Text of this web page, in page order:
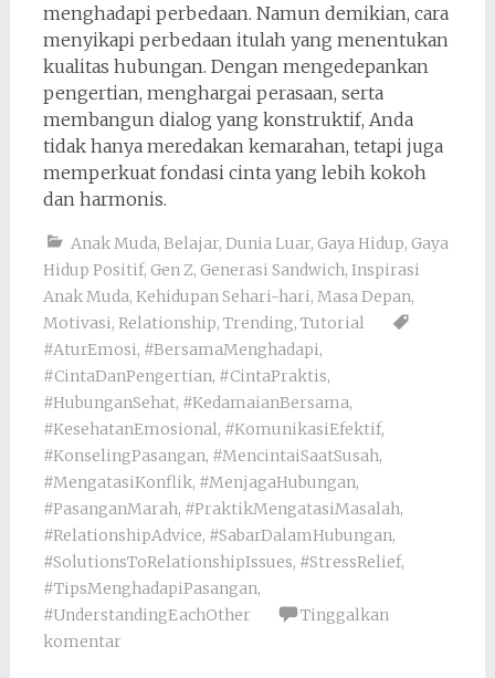
menghadapi perbedaan. Namun demikian, cara
menyikapi perbedaan itulah yang menentukan
kualitas hubungan. Dengan mengedepankan
pengertian, menghargai perasaan, serta
membangun dialog yang konstruktif, Anda
tidak hanya meredakan kemarahan, tetapi juga
memperkuat fondasi cinta yang lebih kokoh
dan harmonis.
Anak Muda, Belajar, Dunia Luar, Gaya Hidup, Gaya
Hidup Positif, Gen Z, Generasi Sandwich, Inspirasi
Anak Muda, Kehidupan Sehari-hari, Masa Depan,
Motivasi, Relationship, Trending, Tutorial
#AturEmosi, #BersamaMenghadapi,
#CintaDanPengertian, #CintaPraktis,
#HubunganSehat, #KedamaianBersama,
#KesehatanEmosional, #KomunikasiEfektif,
#KonselingPasangan, #MencintaiSaatSusah,
#MengatasiKonflik, #MenjagaHubungan,
#PasanganMarah, #PraktikMengatasiMasalah,
#RelationshipAdvice, #SabarDalamHubungan,
#SolutionsToRelationshipIssues, #StressRelief,
#TipsMenghadapiPasangan,
#UnderstandingEachOther
Tinggalkan
komentar